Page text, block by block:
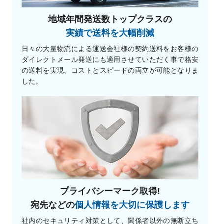
地域年間発送数トップクラスの
実績で送料を大幅削減
日々の大量物流による運送会社様の契約送料をお客様の
ダイレクトメール発送にも適用させていただく事で格安
の送料を実現。コストとスピードの両立が可能となりま
した。
プライバシーマーク取得!
宛先などの個人情報を大切に保護します
社内のセキュリティ対策として、関係者以外の無断立ち